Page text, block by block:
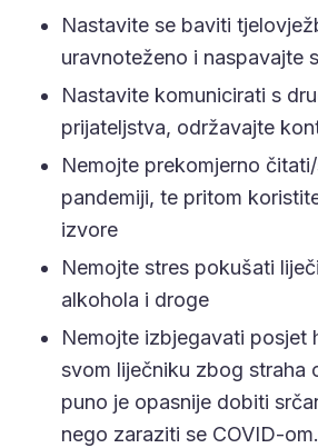
Nastavite se baviti
uravnoteženo i naspavajte
Nastavite komunicirati s
prijateljstva, održavajte
Nemojte prekomjerno
pandemiji, te pritom
izvore
Nemojte stres pokušati
alkohola i droge
Nemojte izbjegavati posjet
svom liječniku zbog straha
puno je opasnije dobiti
nego zaraziti se COVID-om.